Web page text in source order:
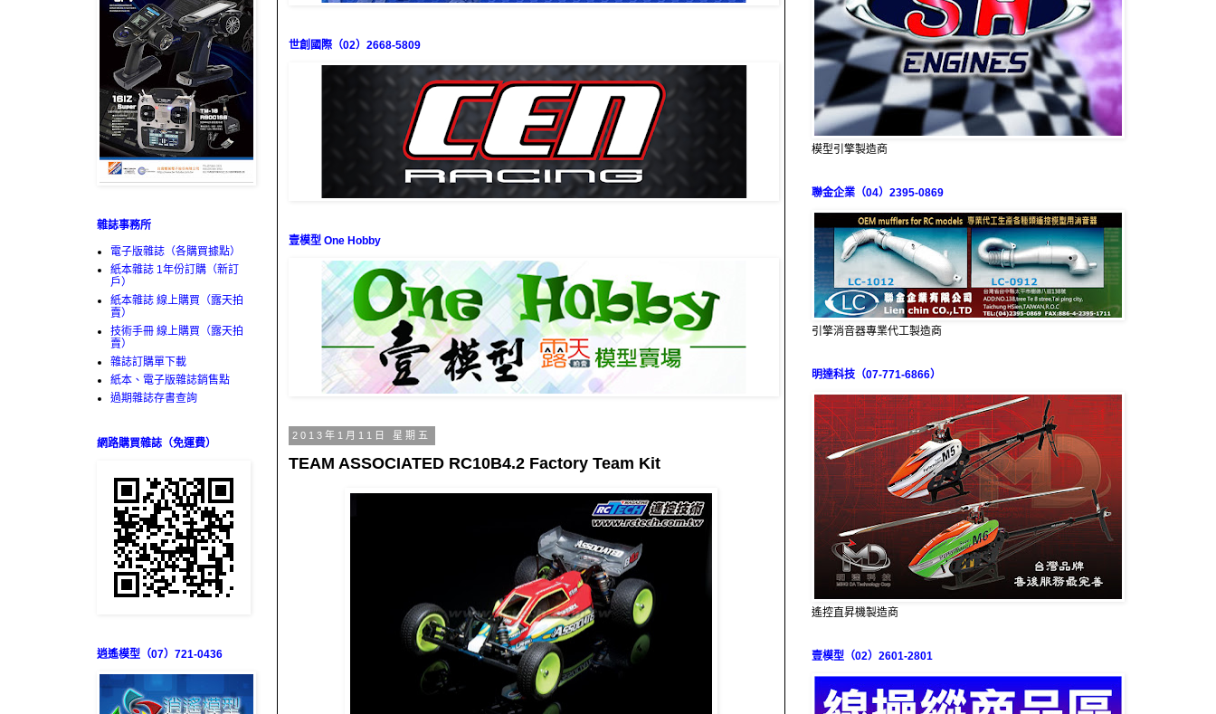
世創國際（02）2668-5809
壹模型 One Hobby
2013年1月11日 星期五
TEAM ASSOCIATED RC10B4.2 Factory Team Kit
雜誌事務所
電子版雜誌（各購買據點）
紙本雜誌 1年份訂購（新訂
戶）
紙本雜誌 線上購買（露天拍
賣）
技術手冊 線上購買（露天拍
賣）
雜誌訂購單下載
紙本、電子版雜誌銷售點
過期雜誌存書查詢
網路購買雜誌（免運費）
逍遙模型（07）721-0436
模型引擎製造商
聯金企業（04）2395-0869
引擎消音器專業代工製造商
明達科技（07-771-6866）
遙控直昇機製造商
壹模型（02）2601-2801